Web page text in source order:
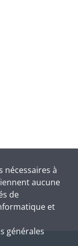
nécessaires à
aucune
de
et
générales